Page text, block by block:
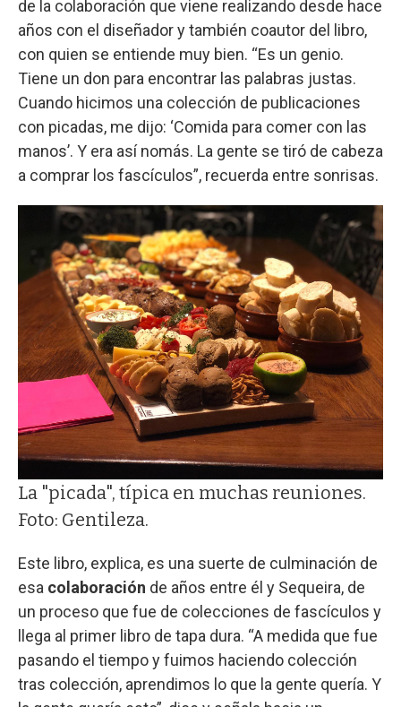
de la colaboración que viene realizando desde hace
años con el diseñador y también coautor del libro,
con quien se entiende muy bien. “Es un genio.
Tiene un don para encontrar las palabras justas.
Cuando hicimos una colección de publicaciones
con picadas, me dijo: ‘Comida para comer con las
manos’. Y era así nomás. La gente se tiró de cabeza
a comprar los fascículos”, recuerda entre sonrisas.
La "picada", típica en muchas reuniones.
Foto: Gentileza.
Este libro, explica, es una suerte de culminación de
esa colaboración de años entre él y Sequeira, de
un proceso que fue de colecciones de fascículos y
llega al primer libro de tapa dura. “A medida que fue
pasando el tiempo y fuimos haciendo colección
tras colección, aprendimos lo que la gente quería. Y